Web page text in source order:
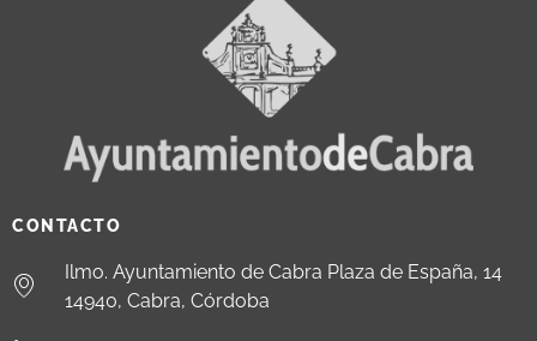
CONTACTO
Ilmo. Ayuntamiento de Cabra Plaza de España, 14
14940, Cabra, Córdoba